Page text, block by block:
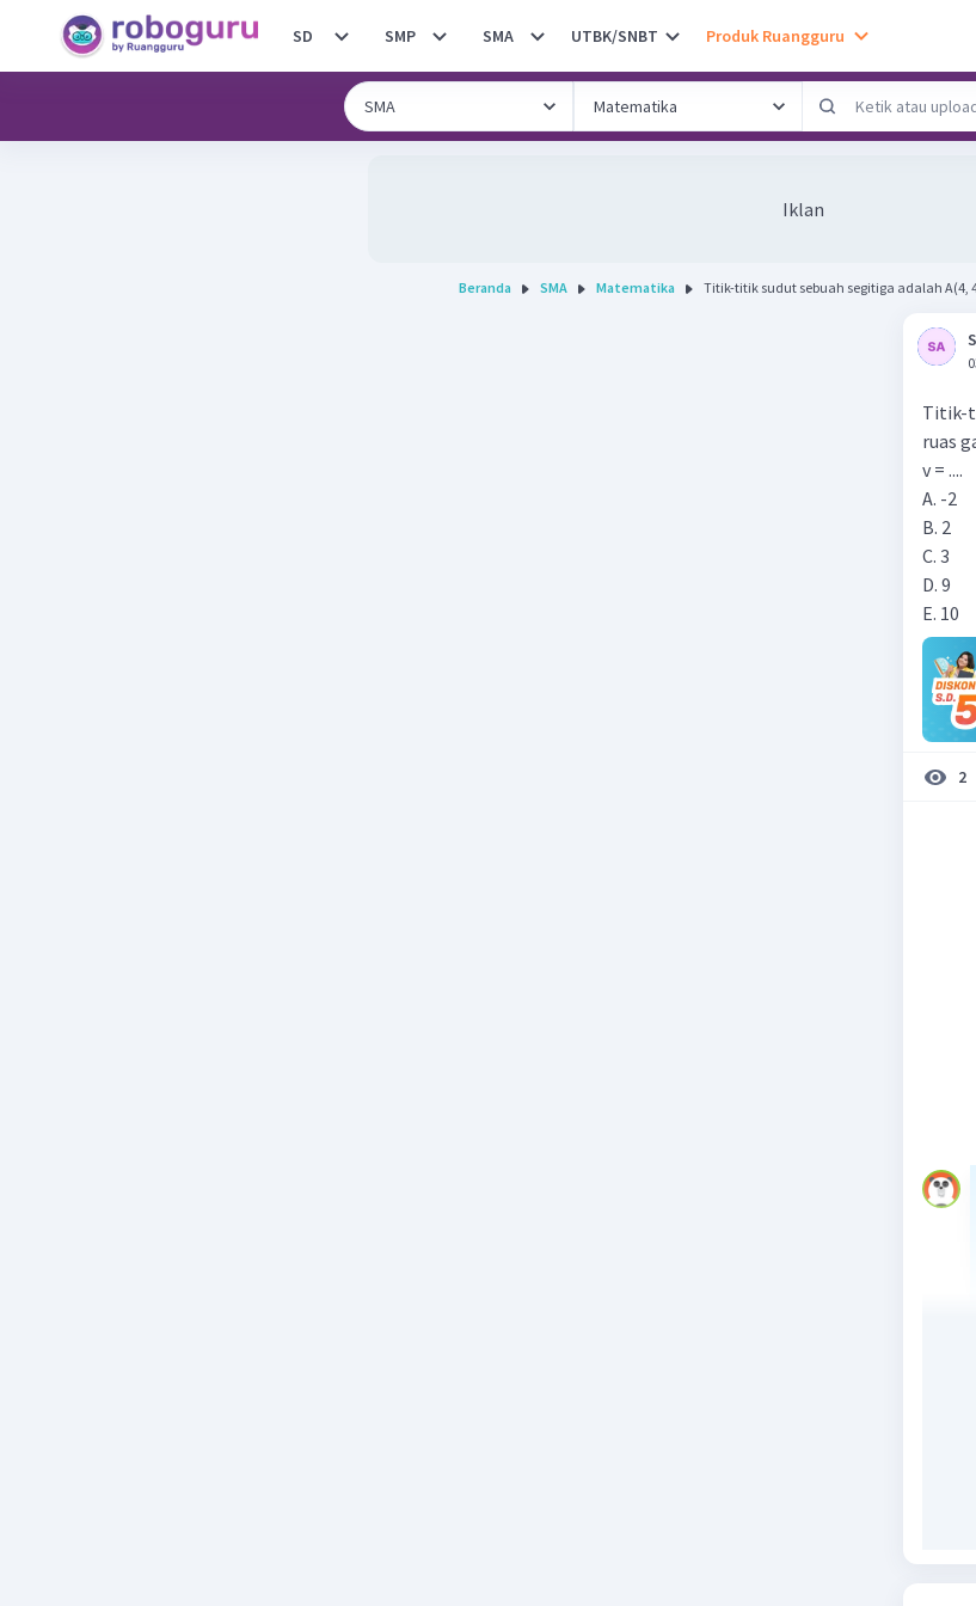
SD SMP SMA UTBK/SNBT Produk Ruangguru
Iklan
Beranda SMA Matematika Titik-titik sudut sebuah segitiga adalah A(4,
Titik-
ruas
v = ....
A. -2
B. 2
C. 3
D. 9
E. 10
2